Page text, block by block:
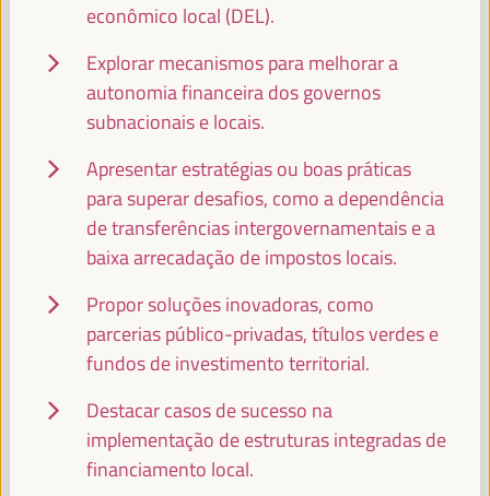
JOSÉ LUIS GARCÍA MARTÍN
Vice-Presidente da FAMSI, Vice-Prefeito e Chefe da Área
de Atenção Preferencial Bairros e Direitos Sociais... -
Fundo Andaluz de Municípios para a Solidariedade
EMILIA SÁIZ
(CGLU)UCLG
FRANCISCO TOAJAS
Deputado para a Cooperação Internacional do Conselho
Provincial de Sevilha e Presidente da Comissão de... -
econômico local (DEL).
Explorar mecanismos para melhorar a
autonomia financeira dos governos
subnacionais e locais.
Apresentar estratégias ou boas práticas
para superar desafios, como a dependência
de transferências intergovernamentais e a
baixa arrecadação de impostos locais.
Propor soluções inovadoras, como
parcerias público-privadas, títulos verdes e
fundos de investimento territorial.
Destacar casos de sucesso na
implementação de estruturas integradas de
financiamento local.